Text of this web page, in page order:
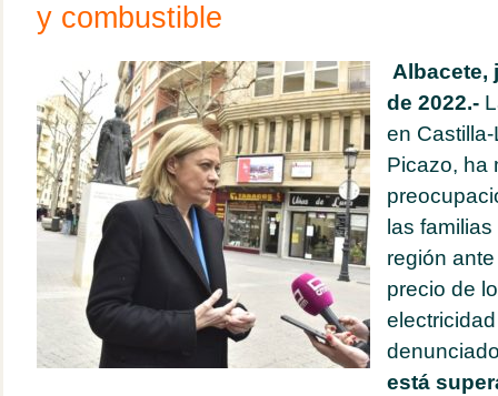
y combustible
Albacete,
de 2022.-
en
Picazo, ha
las
región
precio de
está